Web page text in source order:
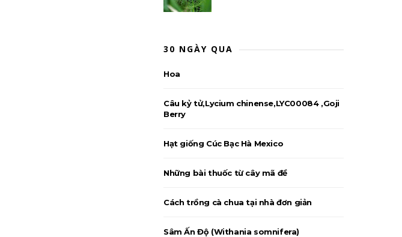
30 NGÀY QUA
Hoa
Câu kỷ tử,Lycium chinense,LYC00084 ,Goji
Berry
Hạt giống Cúc Bạc Hà Mexico
Những bài thuốc từ cây mã đề
Cách trồng cà chua tại nhà đơn giản
Sâm Ấn Độ (Withania somnifera)